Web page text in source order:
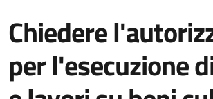
Chiedere
per l'esecuzione